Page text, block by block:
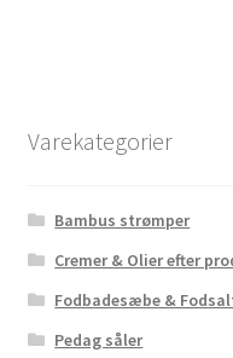
Varekategorier
Bambus strømper
Cremer & Olier efter
Fodbadesæbe &
Pedag såler